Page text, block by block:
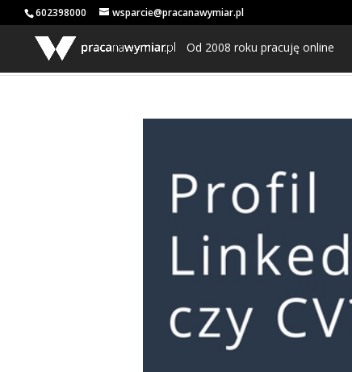
602398000 wsparcie@pracanawymiar.pl
Od 2008 roku pracuję online